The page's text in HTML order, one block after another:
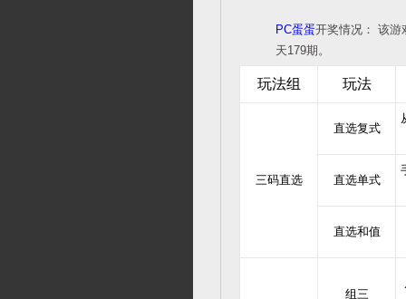
PC蛋蛋开奖情况： 该游
天179期。
玩法组 玩法
三码直选
直选复式
直选单式
直选和值
组三